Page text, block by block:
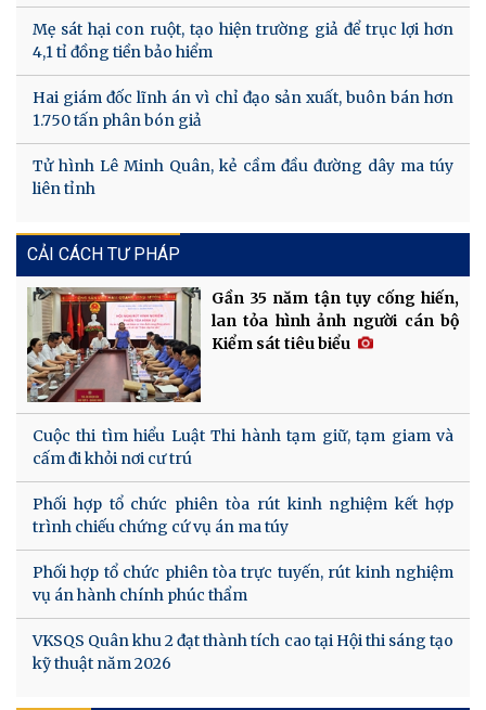
Mẹ sát hại con ruột, tạo hiện trường giả để trục lợi hơn
4,1 tỉ đồng tiền bảo hiểm
Hai giám đốc lĩnh án vì chỉ đạo sản xuất, buôn bán hơn
1.750 tấn phân bón giả
Tử hình Lê Minh Quân, kẻ cầm đầu đường dây ma túy
liên tỉnh
CẢI CÁCH TƯ PHÁP
Gần 35 năm tận tụy cống hiến,
lan tỏa hình ảnh người cán bộ
Kiểm sát tiêu biểu
Cuộc thi tìm hiểu Luật Thi hành tạm giữ, tạm giam và
cấm đi khỏi nơi cư trú
Phối hợp tổ chức phiên tòa rút kinh nghiệm kết hợp
trình chiếu chứng cứ vụ án ma túy
Phối hợp tổ chức phiên tòa trực tuyến, rút kinh nghiệm
vụ án hành chính phúc thẩm
VKSQS Quân khu 2 đạt thành tích cao tại Hội thi sáng tạo
kỹ thuật năm 2026